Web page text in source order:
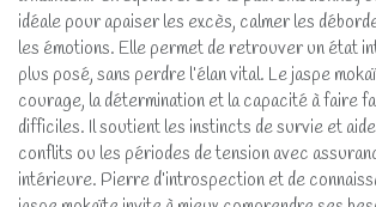
idéale pour apaiser les excès, calmer les
les émotions. Elle permet de retrouver un état
plus posé, sans perdre l’élan vital. Le jaspe
courage, la détermination et la capacité à faire
difficiles. Il soutient les instincts de survie et
conflits ou les périodes de tension avec
intérieure. Pierre d’introspection et de